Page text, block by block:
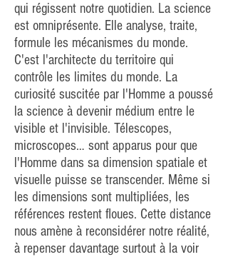
qui régissent notre quotidien. La science
est omniprésente. Elle analyse, traite,
formule les mécanismes du monde.
C'est l'architecte du territoire qui
contrôle les limites du monde. La
curiosité suscitée par l'Homme a poussé
la science à devenir médium entre le
visible et l'invisible. Télescopes,
microscopes… sont apparus pour que
l'Homme dans sa dimension spatiale et
visuelle puisse se transcender. Même si
les dimensions sont multipliées, les
références restent floues. Cette distance
nous amène à reconsidérer notre réalité,
à repenser davantage surtout à la voir